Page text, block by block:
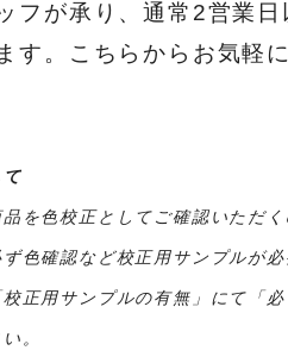
フが承り、通常2営業日
す。こちらからお気軽
を色校正としてご確認いただ
色確認など校正用サンプルが
正用サンプルの有無」にて「必
。